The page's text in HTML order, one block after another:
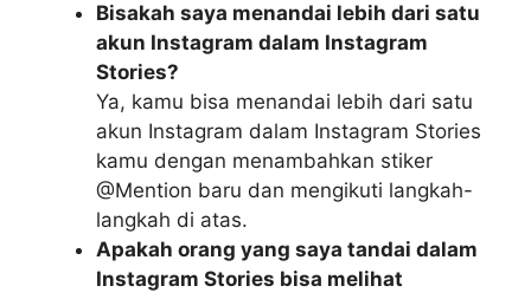
Bisakah saya menandai lebih dari satu
akun Instagram dalam Instagram
Stories?
Ya, kamu bisa menandai lebih dari satu
akun Instagram dalam Instagram Stories
kamu dengan menambahkan stiker
@Mention baru dan mengikuti langkah-
langkah di atas.
Apakah orang yang saya tandai dalam
Instagram Stories bisa melihat